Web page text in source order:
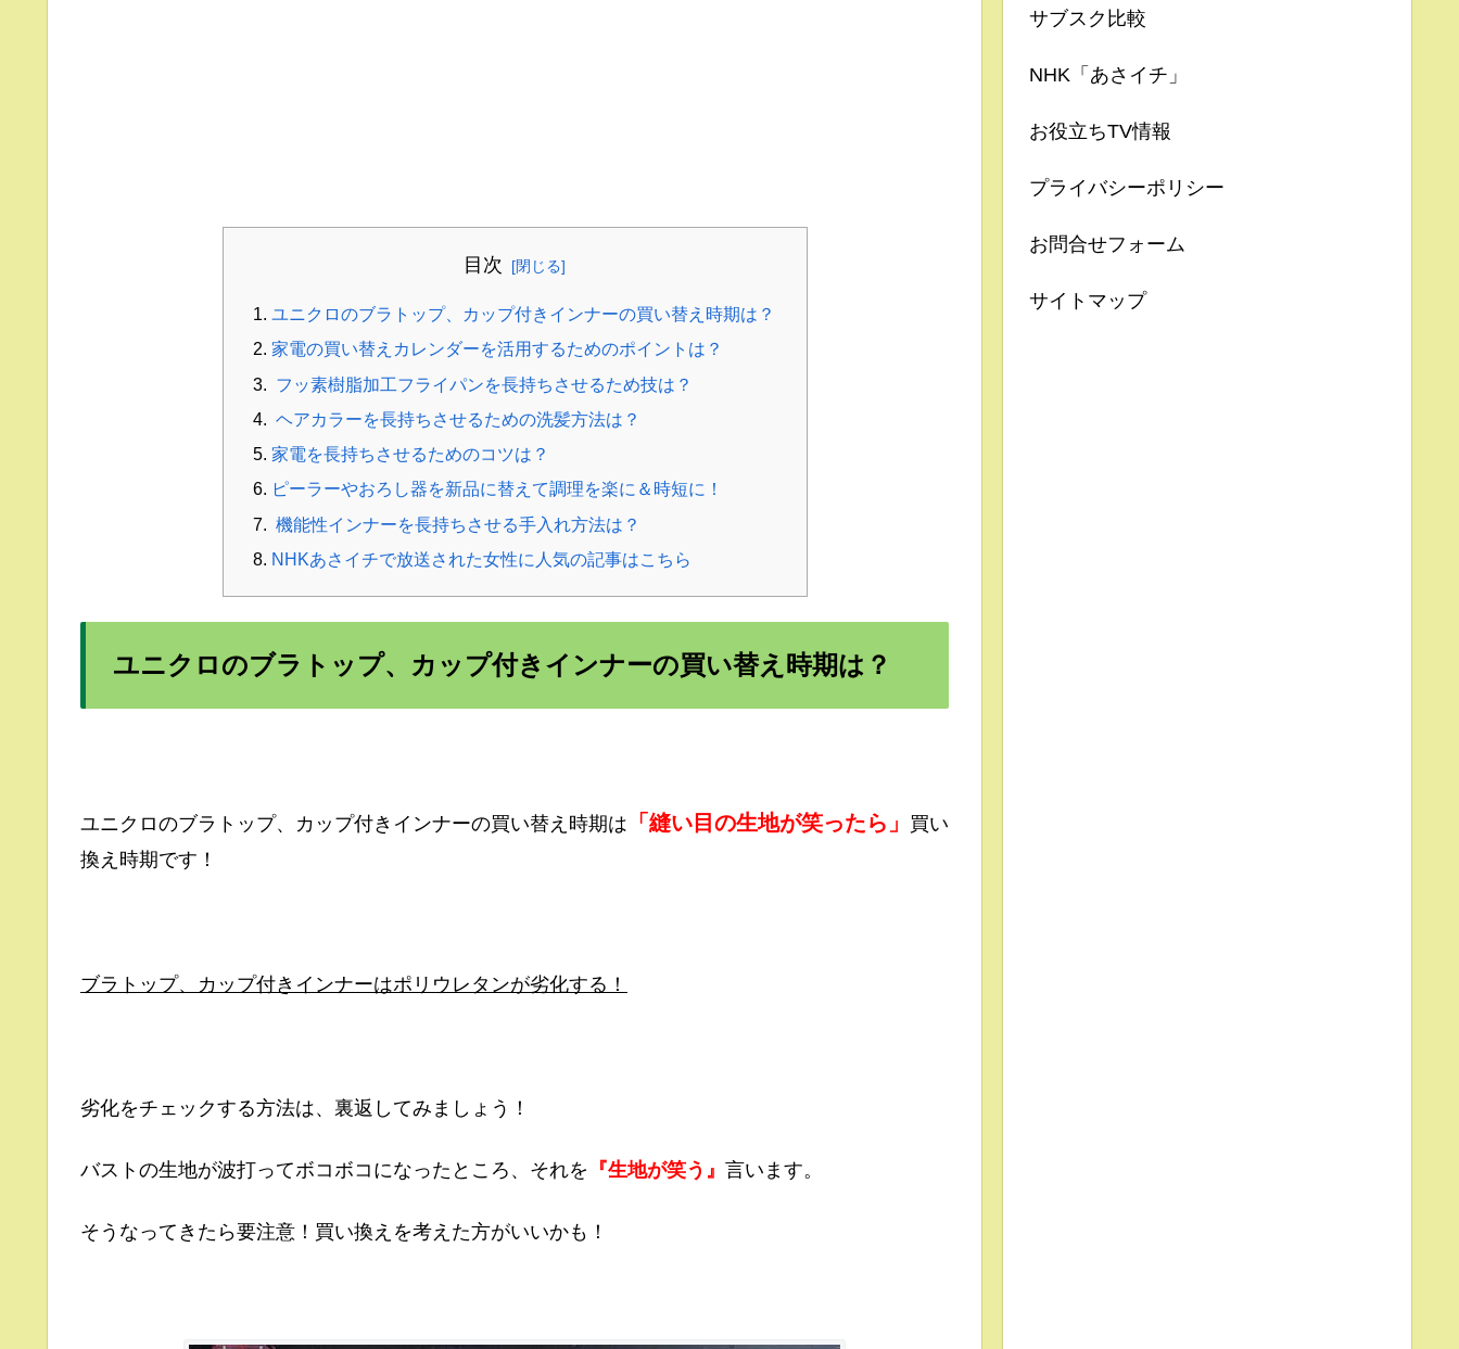
目次
ユニクロのブラトップ、カップ付きインナーの買い替え時期は？
家電の買い替えカレンダーを活用するためのポイントは？
フッ素樹脂加工フライパンを長持ちさせるため技は？
ヘアカラーを長持ちさせるための洗髪方法は？
家電を長持ちさせるためのコツは？
ピーラーやおろし器を新品に替えて調理を楽に＆時短に！
機能性インナーを長持ちさせる手入れ方法は？
NHKあさイチで放送された女性に人気の記事はこちら
ユニクロのブラトップ、カップ付きインナーの買い替え時期は？
ユニクロのブラトップ、カップ付きインナーの買い替え時期は 「縫い目の生地が笑ったら」 買い
換え時期です！
ブラトップ、カップ付きインナーはポリウレタンが劣化する！
劣化をチェックする方法は、裏返してみましょう！
バストの生地が波打ってボコボコになったところ、それを 『生地が笑う』 言います。
そうなってきたら要注意！買い換えを考えた方がいいかも！
サブスク比較
NHK「あさイチ」
お役立ちTV情報
プライバシーポリシー
お問合せフォーム
サイトマップ